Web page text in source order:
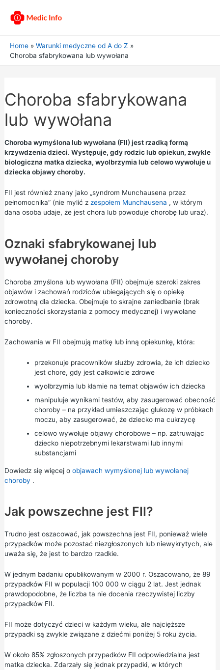
Home
Warunki medyczne od A do Z
Choroba sfabrykowana lub wywołana
Choroba sfabrykowana
lub wywołana
Choroba wymyślona lub wywołana (FII) jest rzadką formą
krzywdzenia dzieci. Występuje, gdy rodzic lub opiekun, zwykle
biologiczna matka dziecka, wyolbrzymia lub celowo wywołuje u
dziecka objawy choroby.
FII jest również znany jako „syndrom Munchausena przez
pełnomocnika” (nie mylić z zespołem Munchausena , w którym
dana osoba udaje, że jest chora lub powoduje chorobę lub uraz).
Oznaki sfabrykowanej lub
wywołanej choroby
Choroba zmyślona lub wywołana (FII) obejmuje szeroki zakres
objawów i zachowań rodziców ubiegających się o opiekę
zdrowotną dla dziecka. Obejmuje to skrajne zaniedbanie (brak
konieczności skorzystania z pomocy medycznej) i wywołane
choroby.
Zachowania w FII obejmują matkę lub inną opiekunkę, która:
przekonuje pracowników służby zdrowia, że ich dziecko
jest chore, gdy jest całkowicie zdrowe
wyolbrzymia lub kłamie na temat objawów ich dziecka
manipuluje wynikami testów, aby zasugerować obecność
choroby – na przykład umieszczając glukozę w próbkach
moczu, aby zasugerować, że dziecko ma cukrzycę
celowo wywołuje objawy chorobowe – np. zatruwając
dziecko niepotrzebnymi lekarstwami lub innymi
substancjami
Dowiedz się więcej o objawach wymyślonej lub wywołanej
choroby .
Jak powszechne jest FII?
Trudno jest oszacować, jak powszechna jest FII, ponieważ wiele
przypadków może pozostać niezgłoszonych lub niewykrytych, ale
uważa się, że jest to bardzo rzadkie.
W jednym badaniu opublikowanym w 2000 r. Oszacowano, że 89
przypadków FII w populacji 100 000 w ciągu 2 lat. Jest jednak
prawdopodobne, że liczba ta nie docenia rzeczywistej liczby
przypadków FII.
FII może dotyczyć dzieci w każdym wieku, ale najcięższe
przypadki są zwykle związane z dziećmi poniżej 5 roku życia.
W około 85% zgłoszonych przypadków FII odpowiedzialna jest
matka dziecka. Zdarzały się jednak przypadki, w których